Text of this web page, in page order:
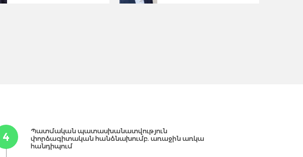
4
Պատմական պատասխանատվություն
փորձագիտական հանձնախումբ. առաջին առկա
հանդիպում